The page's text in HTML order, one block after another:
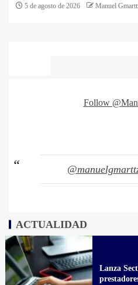
5 de agosto de 2026 Manuel
Follow
ACTUALIDAD
Lanza